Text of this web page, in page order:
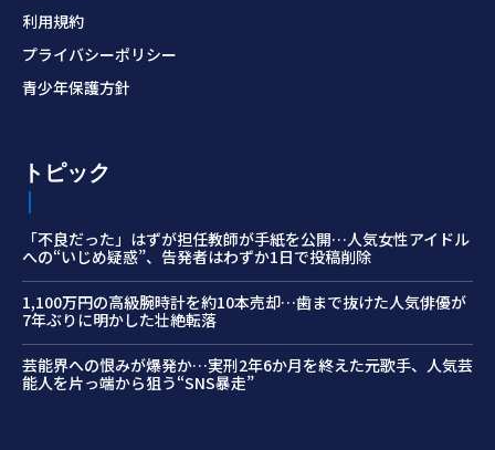
利用規約
プライバシーポリシー
青少年保護方針
トピック
「不良だった」はずが担任教師が手紙を公開…人気女性アイドル
への“いじめ疑惑”、告発者はわずか1日で投稿削除
1,100万円の高級腕時計を約10本売却…歯まで抜けた人気俳優が
7年ぶりに明かした壮絶転落
芸能界への恨みが爆発か…実刑2年6か月を終えた元歌手、人気芸
能人を片っ端から狙う“SNS暴走”